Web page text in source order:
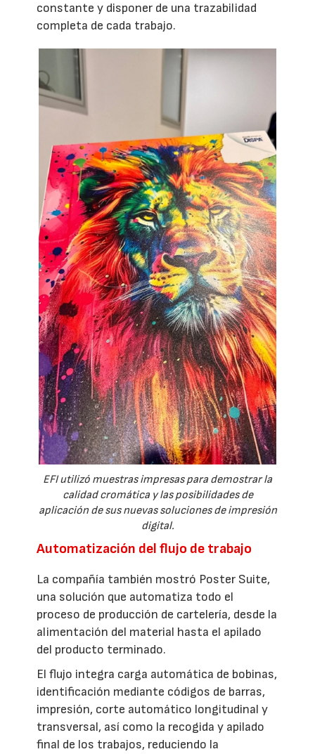
constante y disponer de una trazabilidad
completa de cada trabajo.
EFI utilizó muestras impresas para demostrar la
calidad cromática y las posibilidades de
aplicación de sus nuevas soluciones de impresión
digital.
Automatización del flujo de trabajo
La compañía también mostró Poster Suite,
una solución que automatiza todo el
proceso de producción de cartelería, desde la
alimentación del material hasta el apilado
del producto terminado.
El flujo integra carga automática de bobinas,
identificación mediante códigos de barras,
impresión, corte automático longitudinal y
transversal, así como la recogida y apilado
final de los trabajos, reduciendo la